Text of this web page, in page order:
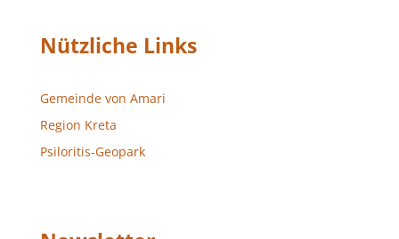
Nützliche Links
Gemeinde von Amari
Region Kreta
Psiloritis-Geopark